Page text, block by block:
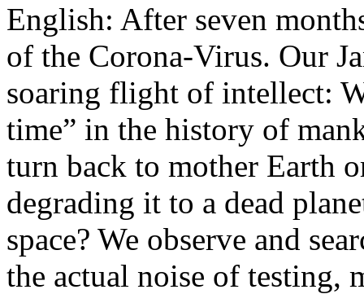
English: After seven
of the Corona-Virus. Our
soaring flight of intellect:
time” in the history of
turn back to mother Earth
degrading it to a dead
space? We observe and
the actual noise of testing,